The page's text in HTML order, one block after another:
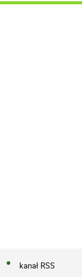
kanał RSS